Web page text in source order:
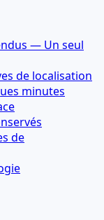
— Un seul
de localisation
minutes
de